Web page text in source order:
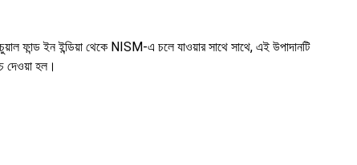
ফান্ড ইন ইন্ডিয়া থেকে NISM-এ চলে যাওয়ার সাথে সাথে, এই উপাদানটি
দেওয়া হল।